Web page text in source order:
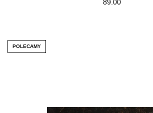
89.00
POLECAMY